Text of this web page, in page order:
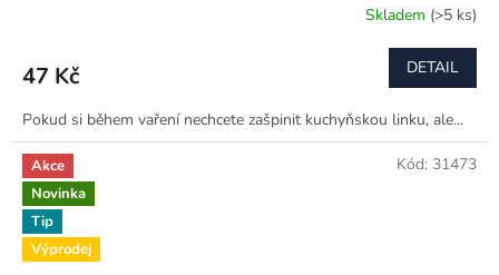
Skladem (>5 ks)
47 Kč DETAIL
Pokud si během vaření nechcete zašpinit kuchyňskou linku, ale...
Akce
Novinka
Tip
Výprodej
Kód: 31473